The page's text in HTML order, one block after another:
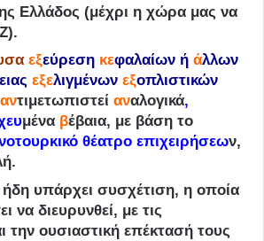
Ελλάδος (μέχρι η χώρα μας να
εξεύρεση κεφαλαίων ή άλλων
εξελιγμένων εξοπλιστικών
αντιμετωπιστεί αναλογικά,
μένα βέβαια, με βάση το
θέατρο επιχειρήσεων,
υπάρχει συσχέτιση, η οποία
να διευρυνθεί, με τις
την ουσιαστική επέκτασή τους